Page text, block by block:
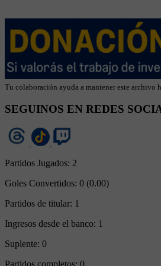
Tu colaboración ayuda a mantener este archivo
SEGUINOS EN REDES
Partidos Jugados: 2
Goles Convertidos: 0 (0.00)
Partidos de titular: 1
Ingresos desde el banco: 1
Suplente: 0
Partidos completos: 0